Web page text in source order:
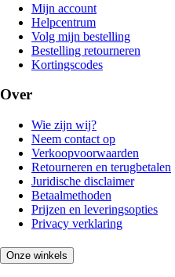
Mijn account
Helpcentrum
Volg mijn bestelling
Bestelling retourneren
Kortingscodes
Over
Wie zijn wij?
Neem contact op
Verkoopvoorwaarden
Retourneren en terugbetalen
Juridische disclaimer
Betaalmethoden
Prijzen en leveringsopties
Privacy verklaring
Onze winkels